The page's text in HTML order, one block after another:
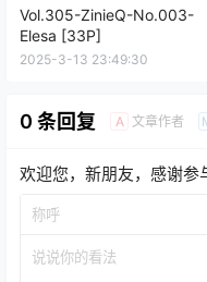
Vol.305-ZinieQ-No.003-
Elesa [33P]
2025-3-13 23:49:30
0 条回复 A 文章作者
欢迎您，新朋友，感谢参